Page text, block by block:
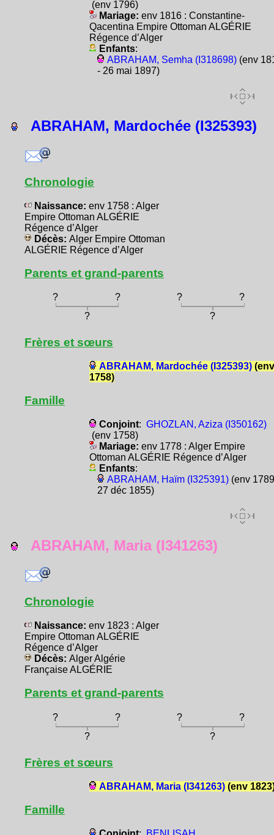
(env 1796)
Mariage: env 1816 : Constantine-
Qacentina Empire Ottoman ALGÉRIE
Régence d’Alger
Enfants:
ABRAHAM, Semha (I318698)(env
- 26 mai 1897)
ABRAHAM, Mardochée (I325393)
Chronologie
Naissance: env 1758 : Alger
Empire Ottoman ALGÉRIE
Régence d’Alger
Décès: Alger Empire Ottoman
ALGÉRIE Régence d’Alger
Parents et grand-parents
? ? ?
?
?
?
Frères et sœurs
ABRAHAM, Mardochée (I325393)(env
1758)
Famille
Conjoint: GHOZLAN, Aziza (I350162)
(env 1758)
Mariage: env 1778 : Alger Empire
Ottoman ALGÉRIE Régence d’Alger
Enfants:
ABRAHAM, Haïm (I325391)(env
27 déc 1855)
ABRAHAM, Maria (I341263)
Chronologie
Naissance: env 1823 : Alger
Empire Ottoman ALGÉRIE
Régence d’Alger
Décès: Alger Algérie
Française ALGÉRIE
Parents et grand-parents
? ? ?
?
?
?
Frères et sœurs
ABRAHAM, Maria (I341263)(env
Famille